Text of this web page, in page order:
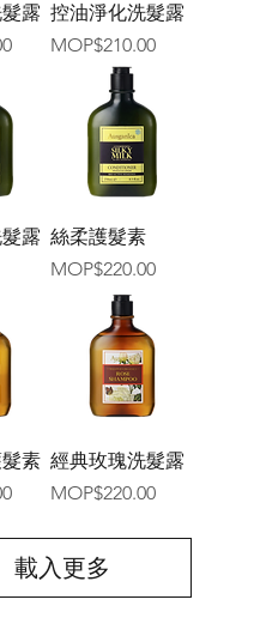
露 控油淨化洗髮露
價格
MOP$210.00
露 絲柔護髮素
價格
MOP$220.00
素 經典玫瑰洗髮露
價格
MOP$220.00
載入更多